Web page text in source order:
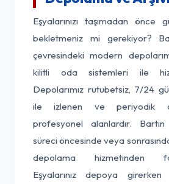
Eşyalarınızı taşımadan
bekletmeniz mi gerekiyor?
çevresindeki modern
kilitli oda sistemleri ile
Depolarımız rutubetsiz, 7/24
ile izlenen ve periyodik
profesyonel alanlardır.
süreci öncesinde veya
depolama hizmetinden
Eşyalarınız depoya